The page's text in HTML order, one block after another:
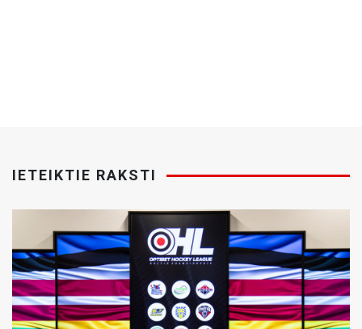
IETEIKTIE RAKSTI